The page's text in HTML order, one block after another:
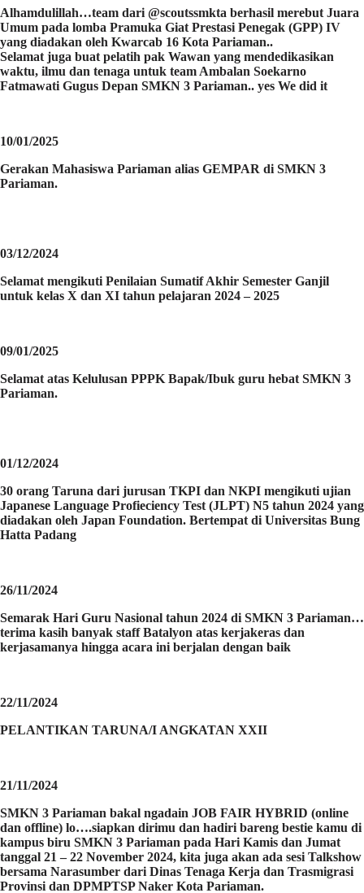
Alhamdulillah…team dari @scoutssmkta berhasil merebut Juara
Umum pada lomba Pramuka Giat Prestasi Penegak (GPP) IV
yang diadakan oleh Kwarcab 16 Kota Pariaman..
Selamat juga buat pelatih pak Wawan yang mendedikasikan
waktu, ilmu dan tenaga untuk team Ambalan Soekarno
Fatmawati Gugus Depan SMKN 3 Pariaman.. yes We did it
10/01/2025
Gerakan Mahasiswa Pariaman alias GEMPAR di SMKN 3
Pariaman.
03/12/2024
Selamat mengikuti Penilaian Sumatif Akhir Semester Ganjil
untuk kelas X dan XI tahun pelajaran 2024 – 2025
09/01/2025
Selamat atas Kelulusan PPPK Bapak/Ibuk guru hebat SMKN 3
Pariaman.
01/12/2024
30 orang Taruna dari jurusan TKPI dan NKPI mengikuti ujian
Japanese Language Profieciency Test (JLPT) N5 tahun 2024 yang
diadakan oleh Japan Foundation. Bertempat di Universitas Bung
Hatta Padang
26/11/2024
Semarak Hari Guru Nasional tahun 2024 di SMKN 3 Pariaman…
terima kasih banyak staff Batalyon atas kerjakeras dan
kerjasamanya hingga acara ini berjalan dengan baik
22/11/2024
PELANTIKAN TARUNA/I ANGKATAN XXII
21/11/2024
SMKN 3 Pariaman bakal ngadain JOB FAIR HYBRID (online
dan offline) lo….siapkan dirimu dan hadiri bareng bestie kamu di
kampus biru SMKN 3 Pariaman pada Hari Kamis dan Jumat
tanggal 21 – 22 November 2024, kita juga akan ada sesi Talkshow
bersama Narasumber dari Dinas Tenaga Kerja dan Trasmigrasi
Provinsi dan DPMPTSP Naker Kota Pariaman.